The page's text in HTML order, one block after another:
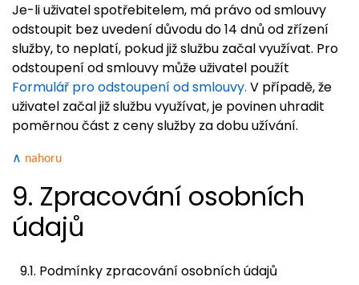
Je-li uživatel spotřebitelem, má právo od smlouvy
odstoupit bez uvedení důvodu do 14 dnů od zřízení
služby, to neplatí, pokud již službu začal využívat. Pro
odstoupení od smlouvy může uživatel použít
Formulář pro odstoupení od smlouvy. V případě, že
uživatel začal již službu využívat, je povinen uhradit
poměrnou část z ceny služby za dobu užívání.
∧ nahoru
9. Zpracování osobních
údajů
9.1. Podmínky zpracování osobních údajů